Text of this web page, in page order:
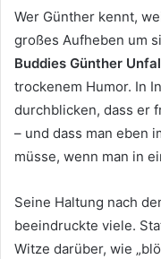
Wer Günther kennt,
großes Aufheben um
Buddies Günther
trockenem Humor. In
durchblicken, dass er
– und dass man eben
müsse, wenn man in
Seine Haltung nach
beeindruckte viele.
Witze darüber, wie